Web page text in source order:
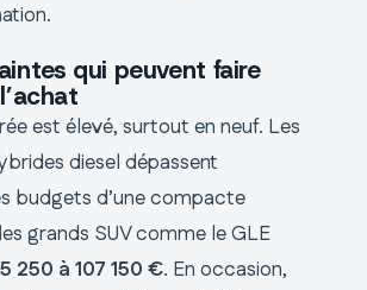
qui peuvent faire
est élevé, surtout en neuf. Les
diesel dépassent
budgets d’une compacte
grands SUV comme le GLE
250 à 107 150 €. En occasion,